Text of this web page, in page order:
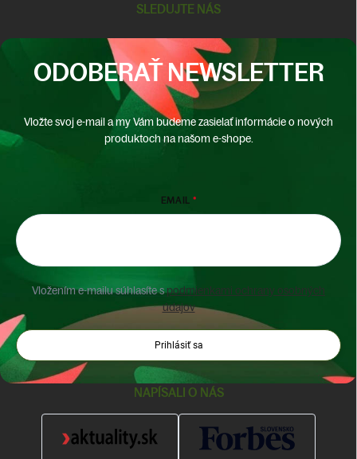
SLEDUJTE NÁS
ODOBERAŤ NEWSLETTER
Vložte svoj e-mail a my Vám budeme zasielať informácie o nových
produktoch na našom e-shope.
EMAIL
Vložením e-mailu súhlasíte spodmienkami ochrany osobných
údajov
Prihlásiť sa
NAPÍSALI O NÁS